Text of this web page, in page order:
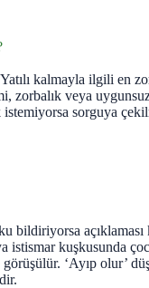
kalmayla ilgili en
zorbalık veya
sorguya
açıklaması
istismar kuşkusunda
‘Ayıp olur’